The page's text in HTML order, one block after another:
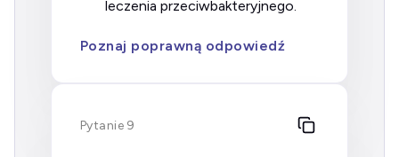
leczenia przeciwbakteryjnego.
Poznaj poprawną odpowiedź
Pytanie 9